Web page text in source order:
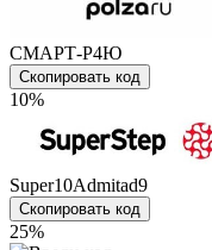
СМАРТ-Р4Ю
Скопировать код
10%
Super10Admitad9
Скопировать код
25%